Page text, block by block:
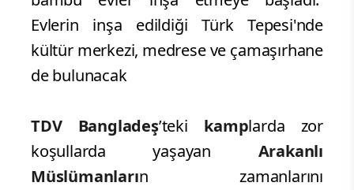
Evlerin inşa edildiği Türk Tepesi'nde
kültür merkezi, medrese ve çamaşırhane
de bulunacak
TDV Bangladeş’teki kamplarda zor
koşullarda yaşayan Arakanlı
Müslümanların zamanlarını